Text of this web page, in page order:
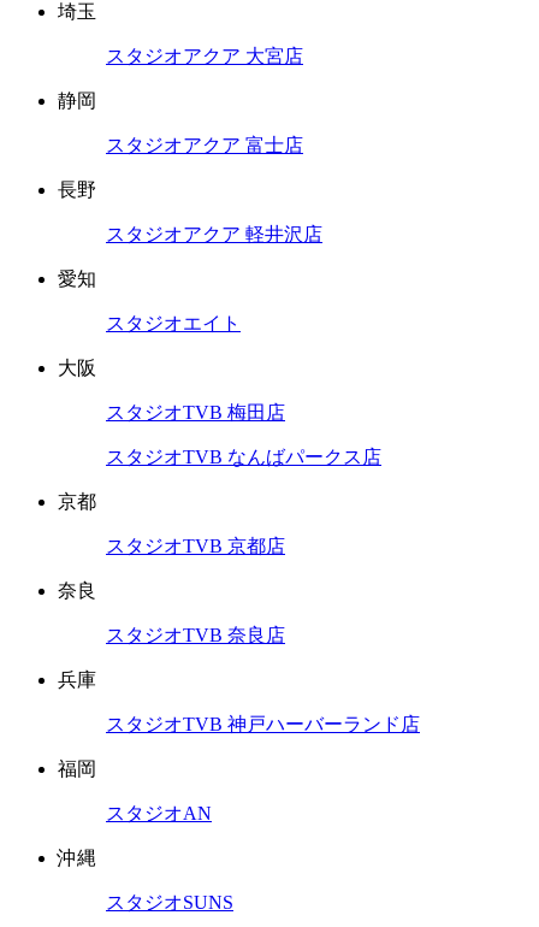
埼玉
スタジオアクア 大宮店
静岡
スタジオアクア 富士店
長野
スタジオアクア 軽井沢店
愛知
スタジオエイト
大阪
スタジオTVB 梅田店
スタジオTVB なんばパークス店
京都
スタジオTVB 京都店
奈良
スタジオTVB 奈良店
兵庫
スタジオTVB 神戸ハーバーランド店
福岡
スタジオAN
沖縄
スタジオSUNS